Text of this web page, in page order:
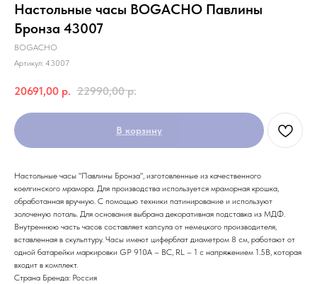
Настольные часы BOGACHO Павлины
Бронза 43007
BOGACHO
Артикул: 43007
20691,00 р. 22990,00 р.
В корзину
Настольные часы "Павлины Бронза", изготовленные из качественного
коелгинского мрамора. Для производства используется мраморная крошка,
обработанная вручную. С помощью техники патинирование и используют
золоченую поталь. Для основания выбрана декоративная подставка из МДФ.
Внутреннюю часть часов составляет капсула от немецкого производителя,
вставленная в скульптуру. Часы имеют циферблат диаметром 8 см, работают от
одной батарейки маркировки GP 910A – BC, RL – 1 с напряжением 1.5В, которая
входит в комплект.
Страна Бренда: Россия